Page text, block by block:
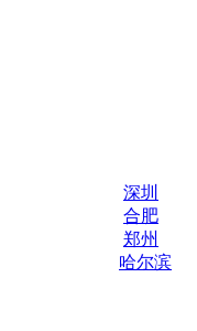
深圳
合肥
郑州
哈尔滨